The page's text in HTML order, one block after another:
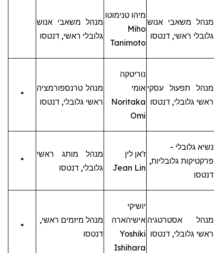
מנהל משאבי אנוש
גלובלי ראשי, דנטסו
מיהו טנימוטו
Miho
Tanimoto
מנהל משאבי אנוש
גלובלי ראשי, דנטסו
*
מנהל טרנספורמציה
ראשי גלובלי, דנטסו
נוריטקה
אומי
Noritaka
Omi
מנהל תפעול עסקי
ראשי גלובלי, דנטסו
*
מנהל מותג ראשי
גלובלי, דנטסו
ז'אן לין
Jean Lin
נשיא גלובלי -
פרקטיקות גלובליות,
דנטסו
*
מנהל מיזמים ראשי,
דנטסו
יושיקי
אישיהארה
Yoshiki
Ishihara
מנהל אסטרטגיה
ראשי גלובלי, דנטסו